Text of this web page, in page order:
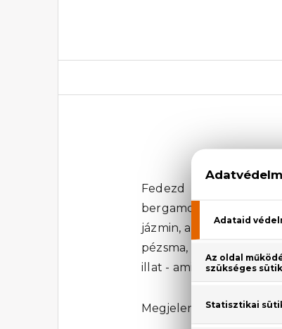
Fedezd fel a virágos-
bergamott
jázmin, a gyöngyvirág
pézsma, a cédrus és a
illat - amit főleg a
Megjelenési év: 2021